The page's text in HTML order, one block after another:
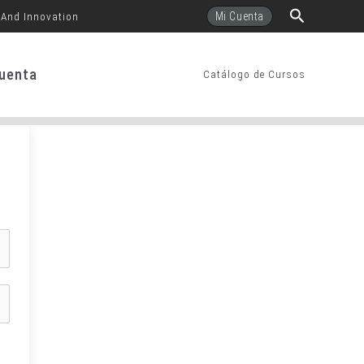
Innovation Mi Cuenta Buscar
Catálogo de Cursos